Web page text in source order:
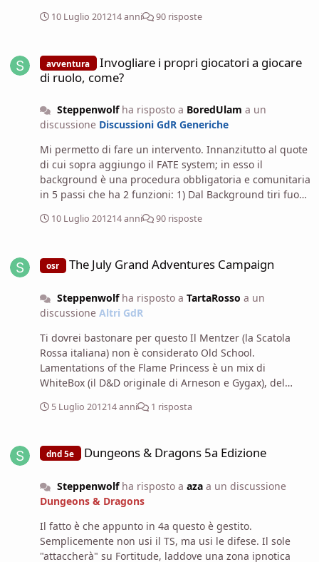
Cavaliere.
10 Luglio 201214 anni 90 risposte
avventura
Invogliare i propri giocatori a giocare
di ruolo, come?
Steppenwolfha risposto a BoredUlam a un
discussione Discussioni GdR Generiche
Mi permetto di fare un intervento. Innanzitutto al quote
di cui sopra aggiungo il FATE system; in esso il
background è una procedura obbligatoria e comunitaria
in 5 passi che ha 2 funzioni: 1) Dal Background tiri fuori
essere caratteriali, e che mettono in moto l'economia dei
sono fatti in modo da creare connessioni fra i
espedienti per incontrarsi. Detto questo dico che mi
sembra che il background si sia lentamente trasformato
della STASI, infine ad un rigido software di
comportamento del personaggio. A questo punto tanto
vale che si scrivano anche le battute che si dovranno
dire Il Background dovrebbe essere qualcosa che ti dice
cosa sei nel momento in cui ti presenti nel gioco. Al
decaduti eredi del mago di Chissadove!!! ). Non può e
non deve essere un binario , un railroading per il
comportamento. Anche perchè se vogliamo essere
"realistici" non si può stabilire a priori come una
persona reagirà ad una data situazione.
10 Luglio 201214 anni 90 risposte
osr The July Grand Adventures Campaign
Steppenwolfha risposto a TartaRosso a un
discussione Altri GdR
Ti dovrei bastonare per questo Il Mentzer (la Scatola
Rossa italiana) non è considerato Old School.
Lamentations of the Flame Princess è un mix di
WhiteBox (il D&D originale di Arneson e Gygax), del
twist verso il Weird Fantasy. Insomma mondo low-magic
5 Luglio 201214 anni 1 risposta
dnd 5e Dungeons & Dragons 5a Edizione
Steppenwolfha risposto a azaa un discussione
Dungeons & Dragons
Il fatto è che appunto in 4a questo è gestito.
Semplicemente non usi il TS, ma usi le difese. Il sole
"attaccherà" su Fortitude, laddove una zona ipnotica